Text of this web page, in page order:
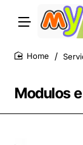
Modulos